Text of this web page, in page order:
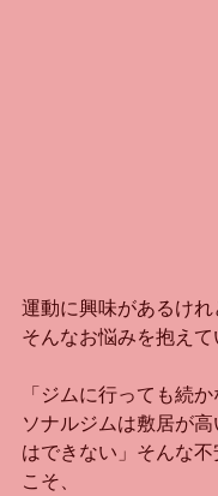
運動に興味があるけ
そんなお悩みを抱えて
「ジムに行っても続
ソナルジムは敷居が
はできない」そんな
こそ、